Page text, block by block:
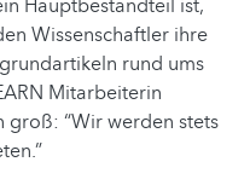
Hauptbestandteil ist,
Wissenschaftler ihre
rund ums
Mitarbeiterin
“Wir werden stets